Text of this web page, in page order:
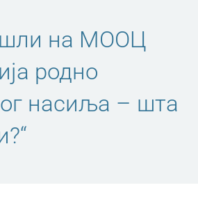
на МООЦ
родно
насиља – шта